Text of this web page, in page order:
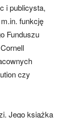
i publicysta,
funkcję
Funduszu
czy
Jego książka